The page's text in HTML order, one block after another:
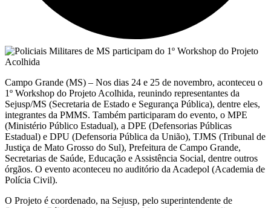
Campo Grande (MS) – Nos dias 24 e 25 de novembro, aconteceu o
1º Workshop do Projeto Acolhida, reunindo representantes da
Sejusp/MS (Secretaria de Estado e Segurança Pública), dentre eles,
integrantes da PMMS. Também participaram do evento, o MPE
(Ministério Público Estadual), a DPE (Defensorias Públicas
Estadual) e DPU (Defensoria Pública da União), TJMS (Tribunal de
Justiça de Mato Grosso do Sul), Prefeitura de Campo Grande,
Secretarias de Saúde, Educação e Assistência Social, dentre outros
órgãos. O evento aconteceu no auditório da Acadepol (Academia de
Polícia Civil).
O Projeto é coordenado, na Sejusp, pelo superintendente de